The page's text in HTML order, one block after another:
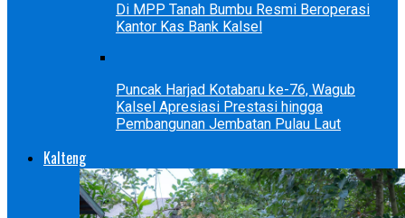
Di MPP Tanah Bumbu Resmi Beroperasi
Kantor Kas Bank Kalsel
Puncak Harjad Kotabaru ke-76, Wagub
Kalsel Apresiasi Prestasi hingga
Pembangunan Jembatan Pulau Laut
Kalteng